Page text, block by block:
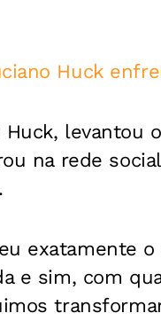
Huck
levantou
na rede
exatamente
e sim, com